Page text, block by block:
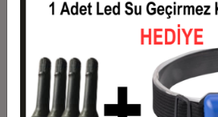
5
150,77 TL
127,91 TL
7
111,57 TL
8
99,33 TL